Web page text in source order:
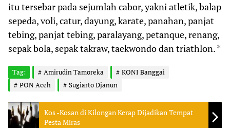
itu tersebar pada sejumlah cabor, yakni atletik, balap
sepeda, voli, catur, dayung, karate, panahan, panjat
tebing, panjat tebing, paralayang, petanque, renang,
sepak bola, sepak takraw, taekwondo dan triathlon. *
Tag: Amirudin Tamoreka
KONI Banggai
PON Aceh
Sugiarto Djanun
Kos -Kosan di Kilongan Kerap Dijadikan Tempat
Pesta Miras